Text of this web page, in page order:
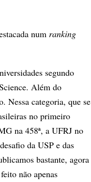
num ranking
segundo
Além do
Nessa categoria, que se
no primeiro
na 458ª, a UFRJ no
da USP e das
bastante, agora
não apenas